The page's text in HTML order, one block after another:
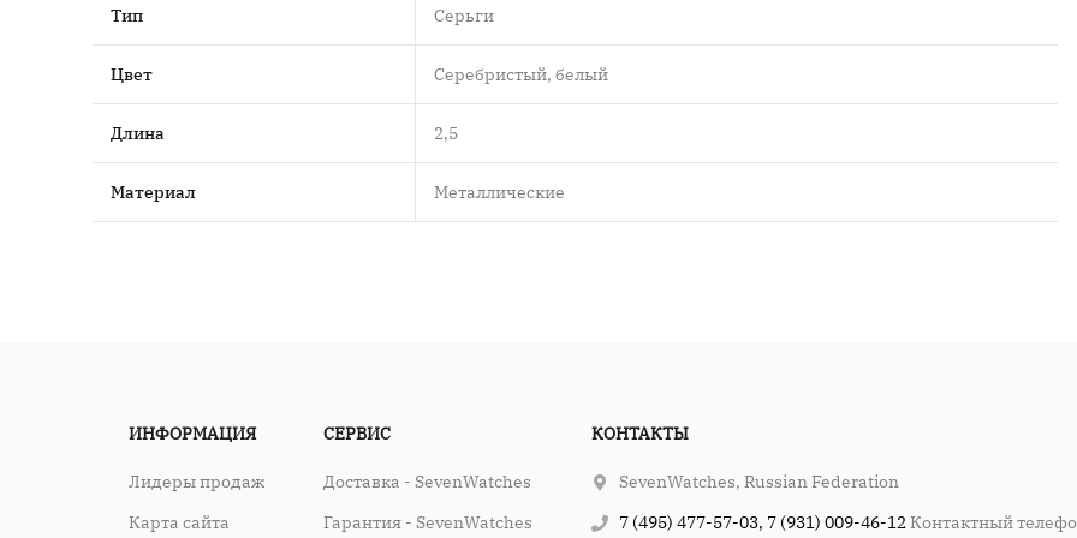
Тип Серьги
Цвет Серебристый, белый
Длина 2,5
Материал Металлические
ИНФОРМАЦИЯ
Лидеры продаж
Карта сайта
СЕРВИС
Доставка - SevenWatches
Гарантия - SevenWatches
КОНТАКТЫ
SevenWatches, Russian Federation
7 (495) 477-57-03, 7 (931) 009-46-12Контактный